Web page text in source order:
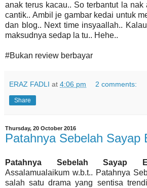
anak terus kacau.. So terbantut la nak
cantik.. Ambil je gambar kedai untuk
dan blog.. Next time insyaallah..
maksudnya sedap la tu.. Hehe..
#Bukan review berbayar
ERAZ FADLI at 4:06 pm 2 comments:
Share
Thursday, 20 October 2016
Patahnya Sebelah Sayap
Patahnya Sebelah Sayap
Assalamualaikum w.b.t.. Patahnya
salah satu drama yang sentisa